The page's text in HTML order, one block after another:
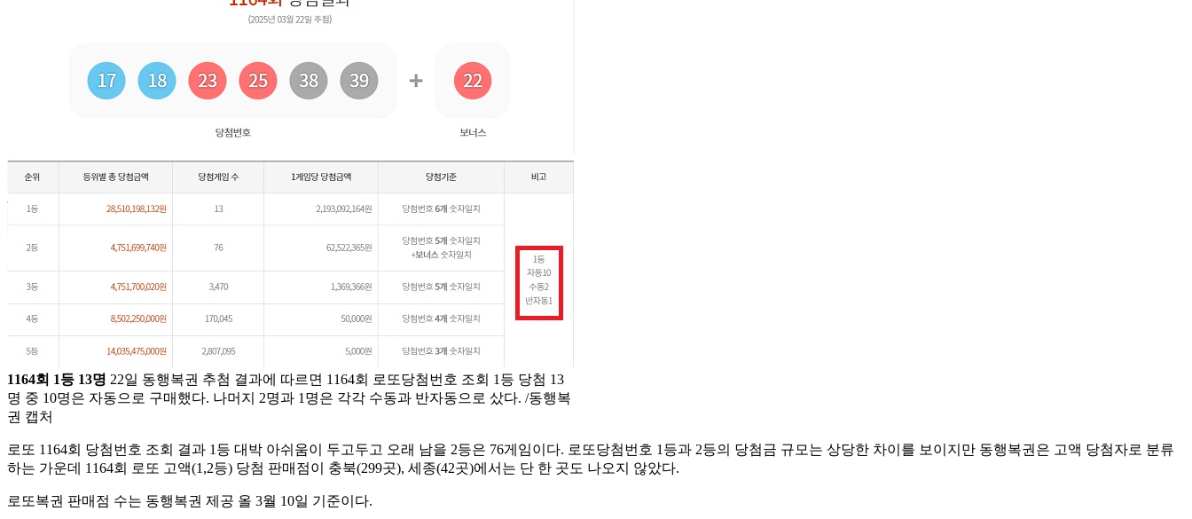
1164회 1등 13명 22일 동행복권 추첨 결과에 따르면 1164회 로또당첨번호 조회 1등 당첨 13
명 중 10명은 자동으로 구매했다. 나머지 2명과 1명은 각각 수동과 반자동으로 샀다. /동행복
권 캡처
로또 1164회 당첨번호 조회 결과 1등 대박 아쉬움이 두고두고 오래 남을 2등은 76게임이다. 로또당첨번호 1등과 2등의 당첨금 규모는 상당한 차이를 보이지만 동행복권은 고액 당첨자로 분류
하는 가운데 1164회 로또 고액(1,2등) 당첨 판매점이 충북(299곳), 세종(42곳)에서는 단 한 곳도 나오지 않았다.
로또복권 판매점 수는 동행복권 제공 올 3월 10일 기준이다.